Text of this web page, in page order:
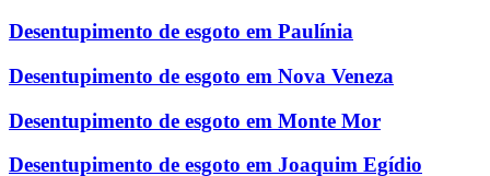
Desentupimento de esgoto em Paulínia
Desentupimento de esgoto em Nova Veneza
Desentupimento de esgoto em Monte Mor
Desentupimento de esgoto em Joaquim Egídio